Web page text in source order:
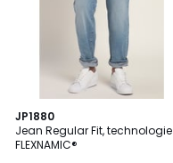
JP1880
Jean Regular Fit, technologie
FLEXNAMIC®
4,7
/ 5
3
Couleurs